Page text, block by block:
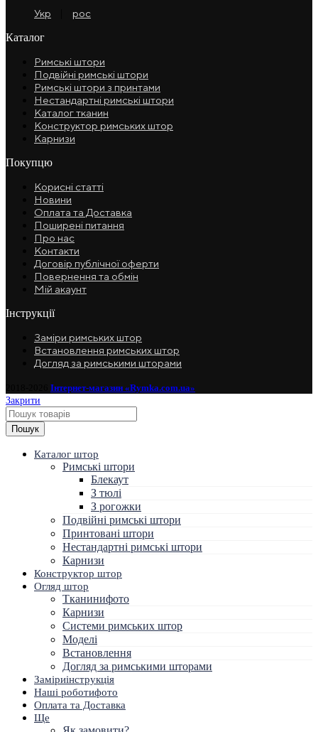
Укр
рос
Каталог
Римські штори
Подвійні римські штори
Римські штори з принтами
Нестандартні римські штори
Каталог тканин
Конструктор римських штор
Карнизи
Покупцю
Корисні статті
Новини
Оплата та Доставка
Поширені питання
Про нас
Контакти
Договір публічної оферти
Повернення та обмін
Мій акаунт
Інструкції
Заміри римських штор
Встановлення римських штор
Догляд за римськими шторами
Інтернет-магазин «Rymka.com.ua»
Закрити
Пошук
Каталог штор
Римські штори
Блекаут
З тюлі
З рогожки
Подвійні римські штори
Принтовані штори
Нестандартні римські штори
Карнизи
Конструктор штор
Огляд штор
Тканинифото
Карнизи
Системи римських штор
Моделі
Встановлення
Догляд за римськими шторами
Заміриінструкція
Наші роботифото
Оплата та Доставка
Ще